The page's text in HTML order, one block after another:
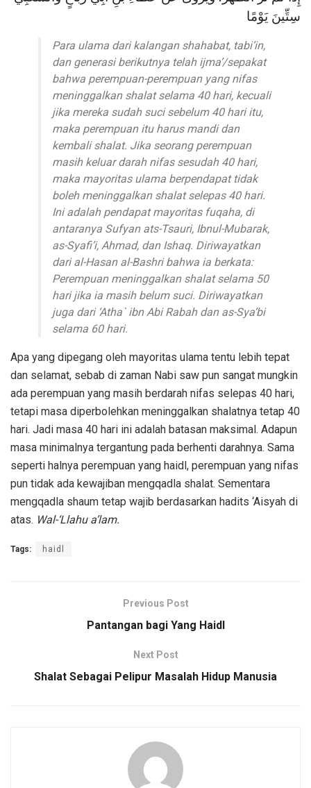
سِتِّينَ يَوْمًا
Para ulama dari kalangan shahabat, tabi’in,
dan generasi berikutnya telah ijma’/sepakat
bahwa perempuan-perempuan yang nifas
meninggalkan shalat selama 40 hari, kecuali
jika mereka sudah suci sebelum 40 hari itu,
maka perempuan itu harus mandi dan
kembali shalat. Jika seorang perempuan
masih keluar darah nifas sesudah 40 hari,
maka mayoritas ulama berpendapat tidak
boleh meninggalkan shalat selepas 40 hari.
Ini adalah pendapat mayoritas fuqaha, di
antaranya Sufyan ats-Tsauri, Ibnul-Mubarak,
as-Syafi’i, Ahmad, dan Ishaq. Diriwayatkan
dari al-Hasan al-Bashri bahwa ia berkata:
Perempuan meninggalkan shalat selama 50
hari jika ia masih belum suci. Diriwayatkan
juga dari ‘Atha` ibn Abi Rabah dan as-Sya’bi
selama 60 hari.
Apa yang dipegang oleh mayoritas ulama tentu lebih tepat
dan selamat, sebab di zaman Nabi saw pun sangat mungkin
ada perempuan yang masih berdarah nifas selepas 40 hari,
tetapi masa diperbolehkan meninggalkan shalatnya tetap 40
hari. Jadi masa 40 hari ini adalah batasan maksimal. Adapun
masa minimalnya tergantung pada berhenti darahnya. Sama
seperti halnya perempuan yang haidl, perempuan yang nifas
pun tidak ada kewajiban mengqadla shalat. Sementara
mengqadla shaum tetap wajib berdasarkan hadits ‘Aisyah di
atas. Wal-‘Llahu a’lam.
Tags: haidl
Previous Post
Pantangan bagi Yang Haidl
Next Post
Shalat Sebagai Pelipur Masalah Hidup Manusia